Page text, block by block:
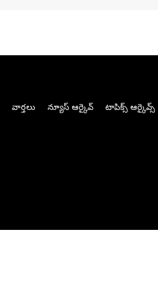
వార్తలు న్యూస్ ఆర్కైవ్ టాపిక్స్ ఆర్కైవ్స్